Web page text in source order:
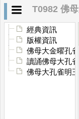
經典資訊
版權資訊
佛母大金曜孔
讀誦佛母大孔
佛母大孔雀明王